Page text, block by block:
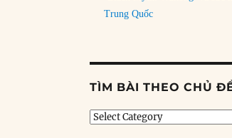
Trung Quốc
TÌM BÀI THEO CHỦ
Tìm